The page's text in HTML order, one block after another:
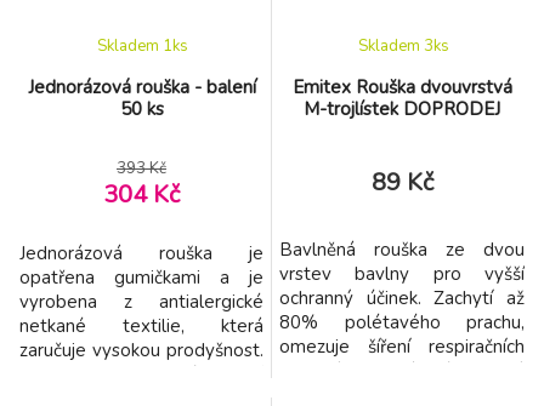
Jednorázová rouška - balení
50 ks
Skladem 1ks
393 Kč
304 Kč
Jednorázová rouška je
opatřena gumičkami a je
vyrobena z antialergické
netkané textilie, která
zaručuje vysokou prodyšnost.
Emitex Rouška dvouvrstvá
M-trojlístek DOPRODEJ
Skladem 3ks
89 Kč
Bavlněná rouška ze dvou
vrstev bavlny pro vyšší
ochranný účinek. Zachytí až
80% polétavého prachu,
omezuje šíření respiračních